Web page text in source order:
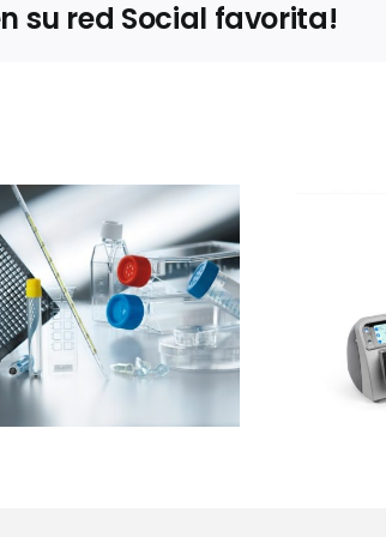
su red Social favorita!
Thermo Fisher
Scientific
presentará el
sistema Thermo
Scientific™
InstaFlux™ en
Farmaforum